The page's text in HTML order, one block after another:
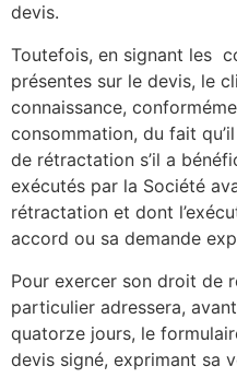
devis.
Toutefois, en signant les
présentes sur le devis, le
connaissance,
consommation, du fait
de rétractation s’il a
exécutés par la Société
rétractation et dont
accord ou sa demande
Pour exercer son droit de
particulier adressera,
quatorze jours, le
devis signé, exprimant sa